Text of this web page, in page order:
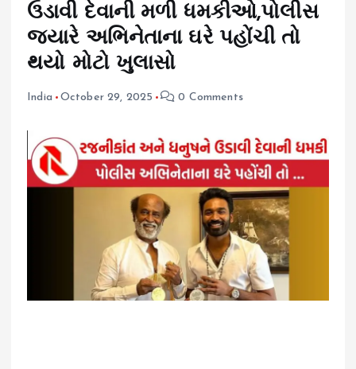
ઉડાવી દેવાની મળી ધમકીઓ,પોલીસ
જ્યારે અભિનેતાના ઘરે પહોંચી તો
થયો મોટો ખુલાસો
India October 29, 2025 0 Comments